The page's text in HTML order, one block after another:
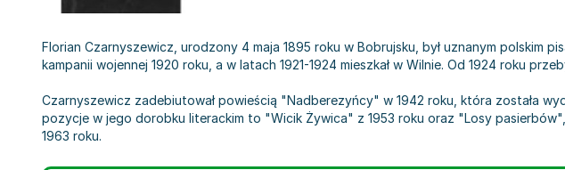
Florian Czarnyszewicz, urodzony 4 maja 1895 roku w Bobrujsku, był uznanym polskim
kampanii wojennej 1920 roku, a w latach 1921-1924 mieszkał w Wilnie. Od 1924 roku
Czarnyszewicz zadebiutował powieścią "Nadberezyńcy" w 1942 roku, która została
pozycje w jego dorobku literackim to "Wicik Żywica" z 1953 roku oraz "Losy
1963 roku.